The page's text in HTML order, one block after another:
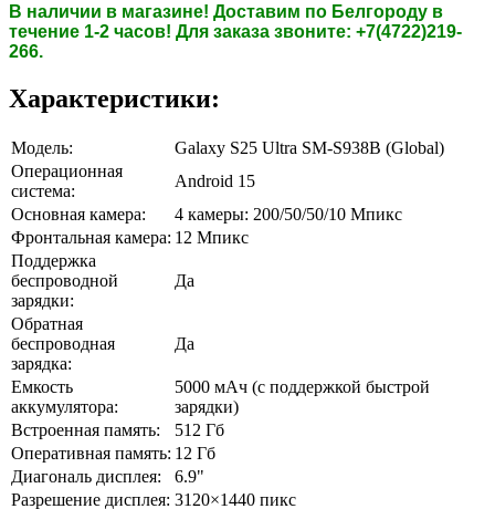
В наличии в магазине! Доставим по Белгороду в
течение 1-2 часов! Для заказа звоните: +7(4722)219-
266.
Характеристики:
Модель:
Galaxy S25 Ultra SM-S938B (Global)
Операционная
система:
Android 15
Основная камера:
4 камеры: 200/50/50/10 Мпикс
Фронтальная камера: 12 Мпикс
Поддержка
беспроводной
зарядки:
Да
Обратная
беспроводная
зарядка:
Да
Емкость
аккумулятора:
5000 мАч (с поддержкой быстрой
зарядки)
Встроенная память:
512 Гб
Оперативная память: 12 Гб
Диагональ дисплея:
6.9"
Разрешение дисплея: 3120×1440 пикс